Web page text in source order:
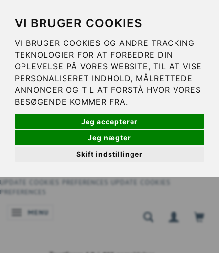
VI BRUGER COOKIES
VI BRUGER COOKIES OG ANDRE TRACKING
TEKNOLOGIER FOR AT FORBEDRE DIN
OPLEVELSE PÅ VORES WEBSITE, TIL AT VISE
PERSONALISERET INDHOLD, MÅLRETTEDE
ANNONCER OG TIL AT FORSTÅ HVOR VORES
BESØGENDE KOMMER FRA.
Jeg accepterer
Jeg nægter
Skift indstillinger
UPDATE COOKIES PREFERENCES
UPDATE COOKIES
PREFERENCES
SKIFTE NAVIGATION
MENU